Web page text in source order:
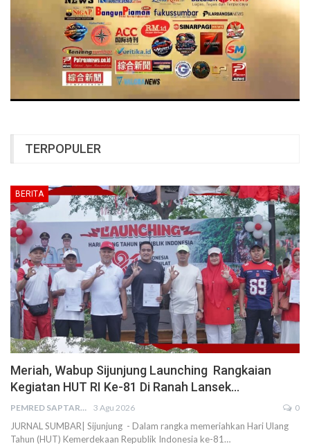
TERPOPULER
BERITA
Meriah, Wabup Sijunjung Launching Rangkaian
Kegiatan HUT RI Ke-81 Di Ranah Lansek…
PEMRED SAPTARIUS 3 Agu 2026 0
JURNAL SUMBAR| Sijunjung - Dalam rangka memeriahkan Hari Ulang
Tahun (HUT) Kemerdekaan Republik Indonesia ke-81…